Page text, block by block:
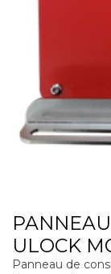
ULOCK
Panneau de